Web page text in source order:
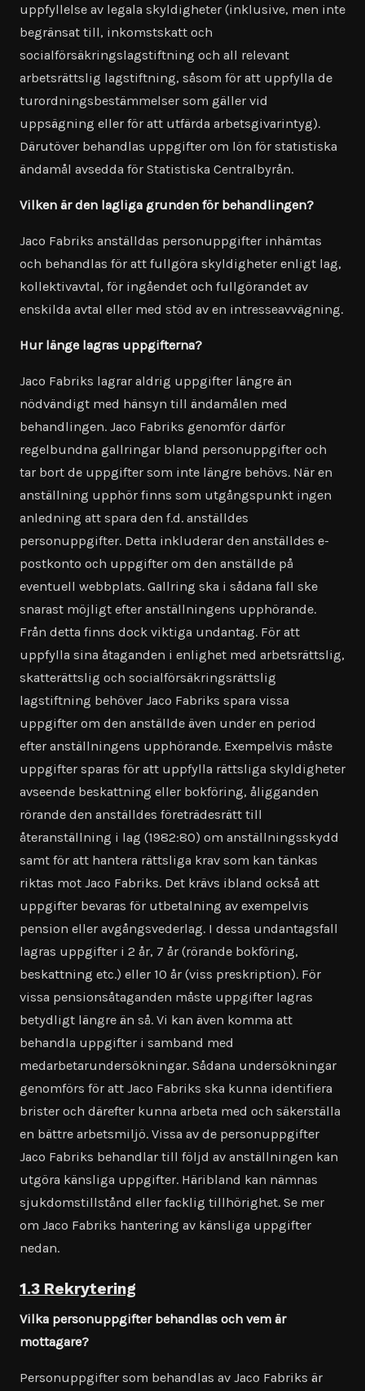
uppfyllelse av legala skyldigheter (inklusive, men inte
begränsat till, inkomstskatt och
socialförsäkringslagstiftning och all relevant
arbetsrättslig lagstiftning, såsom för att uppfylla de
turordningsbestämmelser som gäller vid
uppsägning eller för att utfärda arbetsgivarintyg).
Därutöver behandlas uppgifter om lön för statistiska
ändamål avsedda för Statistiska Centralbyrån.
Vilken är den lagliga grunden för behandlingen?
Jaco Fabriks anställdas personuppgifter inhämtas
och behandlas för att fullgöra skyldigheter enligt lag,
kollektivavtal, för ingåendet och fullgörandet av
enskilda avtal eller med stöd av en intresseavvägning.
Hur länge lagras uppgifterna?
Jaco Fabriks lagrar aldrig uppgifter längre än
nödvändigt med hänsyn till ändamålen med
behandlingen. Jaco Fabriks genomför därför
regelbundna gallringar bland personuppgifter och
tar bort de uppgifter som inte längre behövs. När en
anställning upphör finns som utgångspunkt ingen
anledning att spara den f.d. anställdes
personuppgifter. Detta inkluderar den anställdes e-
postkonto och uppgifter om den anställde på
eventuell webbplats. Gallring ska i sådana fall ske
snarast möjligt efter anställningens upphörande.
Från detta finns dock viktiga undantag. För att
uppfylla sina åtaganden i enlighet med arbetsrättslig,
skatterättslig och socialförsäkringsrättslig
lagstiftning behöver Jaco Fabriks spara vissa
uppgifter om den anställde även under en period
efter anställningens upphörande. Exempelvis måste
uppgifter sparas för att uppfylla rättsliga skyldigheter
avseende beskattning eller bokföring, åligganden
rörande den anställdes företrädesrätt till
återanställning i lag (1982:80) om anställningsskydd
samt för att hantera rättsliga krav som kan tänkas
riktas mot Jaco Fabriks. Det krävs ibland också att
uppgifter bevaras för utbetalning av exempelvis
pension eller avgångsvederlag. I dessa undantagsfall
lagras uppgifter i 2 år, 7 år (rörande bokföring,
beskattning etc.) eller 10 år (viss preskription). För
vissa pensionsåtaganden måste uppgifter lagras
betydligt längre än så. Vi kan även komma att
behandla uppgifter i samband med
medarbetarundersökningar. Sådana undersökningar
genomförs för att Jaco Fabriks ska kunna identifiera
brister och därefter kunna arbeta med och säkerställa
en bättre arbetsmiljö. Vissa av de personuppgifter
Jaco Fabriks behandlar till följd av anställningen kan
utgöra känsliga uppgifter. Häribland kan nämnas
sjukdomstillstånd eller facklig tillhörighet. Se mer
om Jaco Fabriks hantering av känsliga uppgifter
nedan.
1.3 Rekrytering
Vilka personuppgifter behandlas och vem är
mottagare?
Personuppgifter som behandlas av Jaco Fabriks är